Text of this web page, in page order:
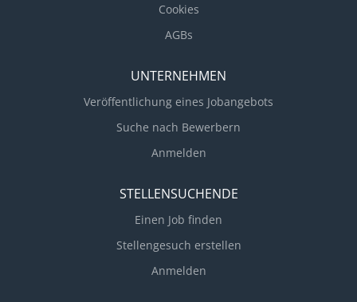
Cookies
AGBs
UNTERNEHMEN
Veröffentlichung eines Jobangebots
Suche nach Bewerbern
Anmelden
STELLENSUCHENDE
Einen Job finden
Stellengesuch erstellen
Anmelden